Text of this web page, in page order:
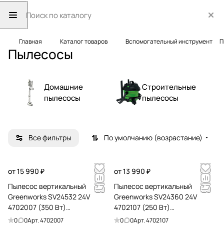
Главная Каталог товаров Вспомогательный инструмент
Пылесосы
Домашние
пылесосы
Строительные
пылесосы
Все фильтры По умолчанию (возрастание)
от 15 990 ₽
Пылесос вертикальный
Greenworks SV24532 24V
4702007 (350 Вт)
аккумуляторный с зарядным
0 0Арт.4702007
от 13 990 ₽
Пылесос вертикальный
Greenworks SV24360 24V
4702107 (250 Вт)
аккумуляторный
0 0Арт.4702107